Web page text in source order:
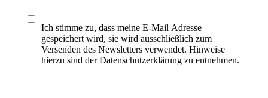
Ich stimme zu, dass meine E-Mail Adresse
gespeichert wird, sie wird ausschließlich zum
Versenden des Newsletters verwendet. Hinweise
hierzu sind der Datenschutzerklärung zu entnehmen.